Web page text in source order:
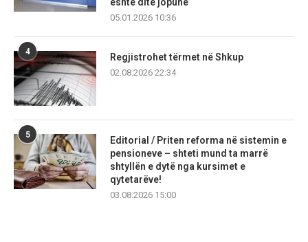
është ditë jopune
05.01.2026 10:36
4
Regjistrohet tërmet në Shkup
02.08.2026 22:34
5
Editorial / Priten reforma në sistemin e
pensioneve – shteti mund ta marrë
shtyllën e dytë nga kursimet e
qytetarëve!
03.08.2026 15:00